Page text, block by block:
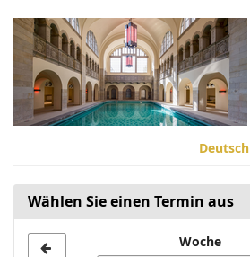
Zum
Haupt-
Inhalt
springen
Deutsch
Wählen Sie einen Termin aus
Woche